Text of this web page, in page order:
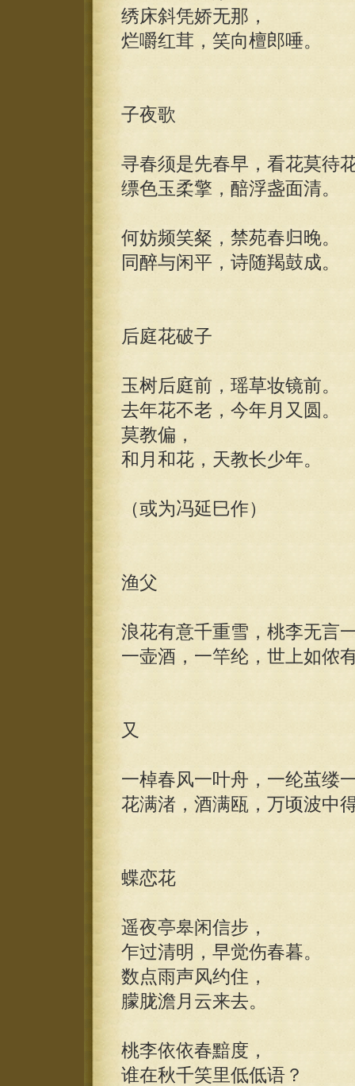
绣床斜凭娇无那，
烂嚼红茸，笑向檀郎唾。
子夜歌
寻春须是先春早，看花莫待
缥色玉柔擎，醅浮盏面清。
何妨频笑粲，禁苑春归晚。
同醉与闲平，诗随羯鼓成。
后庭花破子
玉树后庭前，瑶草妆镜前。
去年花不老，今年月又圆。
莫教偏，
和月和花，天教长少年。
（或为冯延巳作）
渔父
浪花有意千重雪，桃李无言
一壶酒，一竿纶，世上如侬
又
一棹春风一叶舟，一纶茧缕
花满渚，酒满瓯，万顷波中
蝶恋花
遥夜亭皋闲信步，
乍过清明，早觉伤春暮。
数点雨声风约住，
朦胧澹月云来去。
桃李依依春黯度，
谁在秋千笑里低低语？